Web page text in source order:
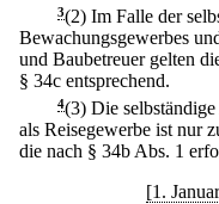
3(2) Im Falle der
Bewachungsgewerbes
und Baubetreuer gelten
§ 34c entsprechend.
4(3) Die
als Reisegewerbe ist nur
die nach § 34b Abs. 1
[1.